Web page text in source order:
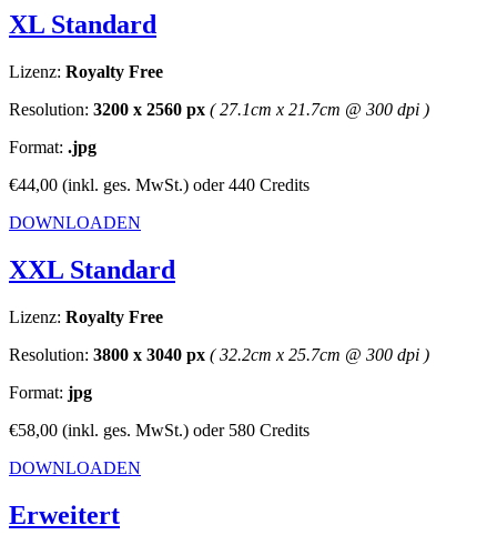
XL Standard
Lizenz: Royalty Free
Resolution: 3200 x 2560 px ( 27.1cm x 21.7cm @ 300 dpi )
Format: .jpg
€44,00 (inkl. ges. MwSt.) oder440 Credits
DOWNLOADEN
XXL Standard
Lizenz: Royalty Free
Resolution: 3800 x 3040 px ( 32.2cm x 25.7cm @ 300 dpi )
Format: jpg
€58,00 (inkl. ges. MwSt.) oder 580 Credits
DOWNLOADEN
Erweitert